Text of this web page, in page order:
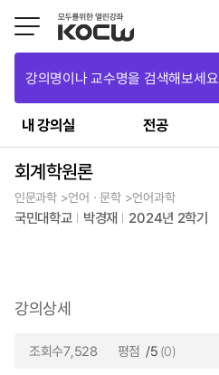
강의명이나 교수명을 검색해보세요
내 강의실 전공
회계학원론
인문과학 >언어ㆍ문학 >언어과학
국민대학교 박경재 2024년 2학기
강의상세
조회수7,528 평점 /5 (0)